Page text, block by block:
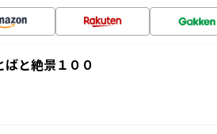
と絶景１００